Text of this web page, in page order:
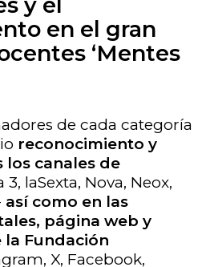
en el gran
‘Mentes
de cada categoría
reconocimiento y
canales de
3, laSexta, Nova, Neox,
así como en las
página web y
la Fundación
X, Facebook,